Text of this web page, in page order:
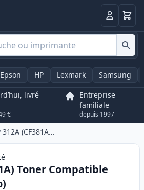
Panier
Epson HP Lexmark Samsung
livré
€
Entreprise
familiale
depuis 1997
HP 312A (CF381A) Toner Compatible Cyan (Ink Hero)
Toner Compatible